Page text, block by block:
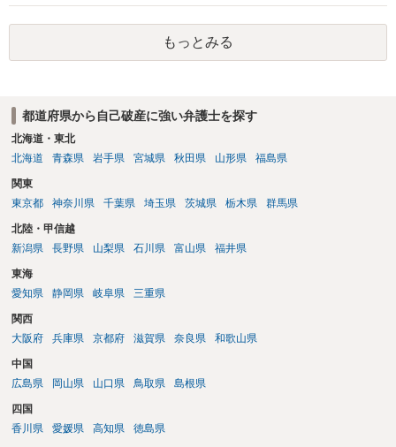
権者については取下げ日から6か月以内に再提訴しなければやはり時効
は更新しないことになります。ただし、消滅時効の起算点は、不払い
日ではなく期限の利益喪失日（通常は所定の分割の支払期日から1～2
か月程度経過しても支払いがなければ一括返済可能という契約になっ
もっとみる
都道府県から自己破産に強い弁護士を探す
北海道・東北
北海道
青森県 岩手県 宮城県 秋田県 山形県 福島県
関東
東京都
神奈川県 千葉県 埼玉県 茨城県 栃木県 群馬県
北陸・甲信越
新潟県
長野県 山梨県 石川県 富山県 福井県
東海
愛知県
静岡県 岐阜県 三重県
関西
大阪府
兵庫県 京都府 滋賀県 奈良県 和歌山県
中国
広島県
岡山県 山口県 鳥取県 島根県
四国
香川県
愛媛県 高知県 徳島県